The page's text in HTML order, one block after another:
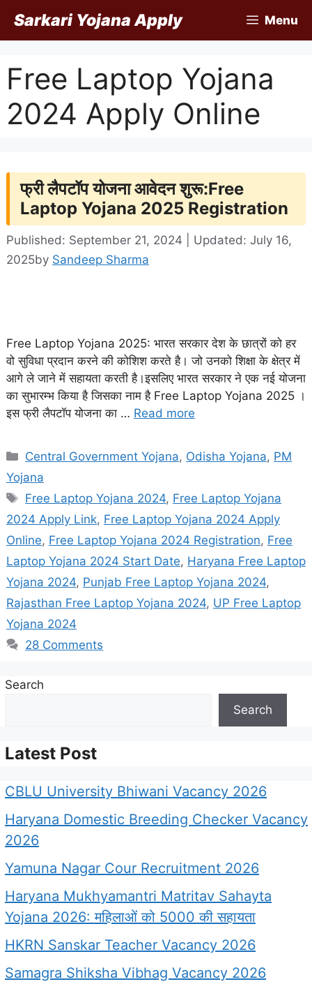
content
Sarkari Yojana Apply Menu
Free Laptop Yojana
2024 Apply Online
फ्री लैपटॉप योजना आवेदन शुरू:Free
Laptop Yojana 2025 Registration
Published: September 21, 2024 | Updated: July 16,
2025by Sandeep Sharma
Free Laptop Yojana 2025: भारत सरकार देश के छात्रों को हर
वो सुविधा प्रदान करने की कोशिश करते है। जो उनको शिक्षा के क्षेत्र में
आगे ले जाने में सहायता करती है।इसलिए भारत सरकार ने एक नई योजना
का सुभारम्भ किया है जिसका नाम है Free Laptop Yojana 2025 ।
इस फ्री लैपटॉप योजना का … Read more
Categories
Central Government Yojana, Odisha Yojana, PM
Yojana
Tags
Free Laptop Yojana 2024, Free Laptop Yojana
2024 Apply Link, Free Laptop Yojana 2024 Apply
Online, Free Laptop Yojana 2024 Registration, Free
Laptop Yojana 2024 Start Date, Haryana Free Laptop
Yojana 2024, Punjab Free Laptop Yojana 2024,
Rajasthan Free Laptop Yojana 2024, UP Free Laptop
Yojana 2024
28 Comments
Search
Search
Latest Post
CBLU University Bhiwani Vacancy 2026
Haryana Domestic Breeding Checker Vacancy
2026
Yamuna Nagar Cour Recruitment 2026
Haryana Mukhyamantri Matritav Sahayta
Yojana 2026: महिलाओं को 5000 की सहायता
HKRN Sanskar Teacher Vacancy 2026
Samagra Shiksha Vibhag Vacancy 2026